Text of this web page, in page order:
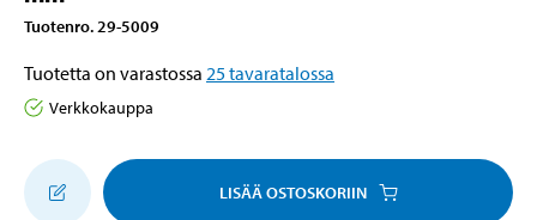
Tuotenro. 29-5009
Tuotetta on varastossa 25tavaratalossa
Verkkokauppa
LISÄÄ OSTOSKORIIN